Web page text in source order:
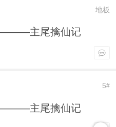
地板
———主尾擒仙记
5#
———主尾擒仙记